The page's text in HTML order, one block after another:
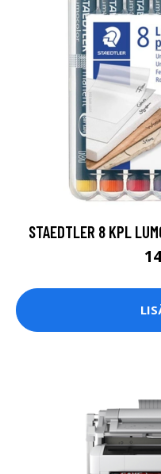
STAEDTLER 8 KPL